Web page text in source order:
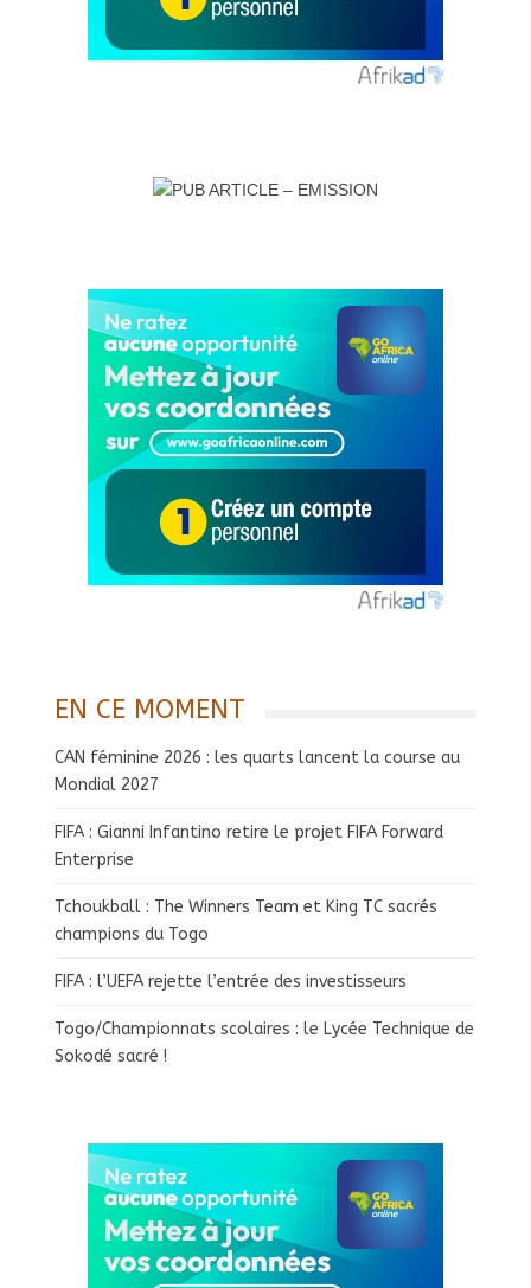
EN CE MOMENT
CAN féminine 2026 : les quarts lancent la course au
Mondial 2027
FIFA : Gianni Infantino retire le projet FIFA Forward
Enterprise
Tchoukball : The Winners Team et King TC sacrés
champions du Togo
FIFA : l’UEFA rejette l’entrée des investisseurs
Togo/Championnats scolaires : le Lycée Technique de
Sokodé sacré !